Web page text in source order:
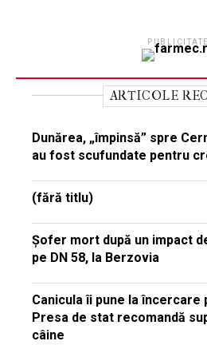
PUBLICITATE
ARTICOLE
Dunărea, „împinsă” spre
au fost scufundate pentru
(fără titlu)
Șofer mort după un impact
pe DN 58, la Berzovia
Canicula îi pune la
Presa de stat recomandă
câine